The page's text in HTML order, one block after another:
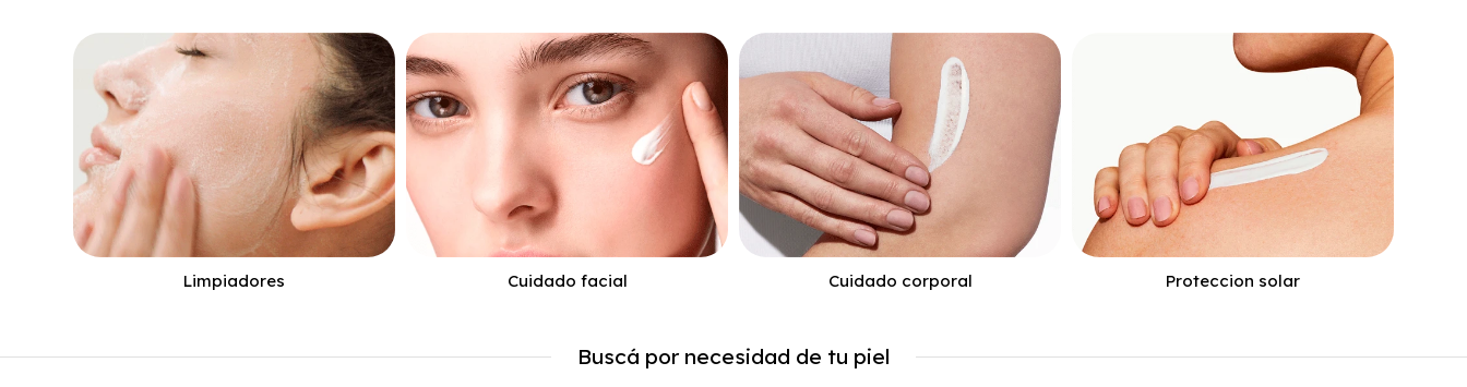
Limpiadores Cuidado facial Cuidado corporal Proteccion solar
Buscá por necesidad de tu piel